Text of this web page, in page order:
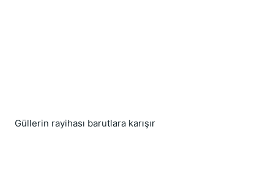
Güllerin rayihası barutlara karışır